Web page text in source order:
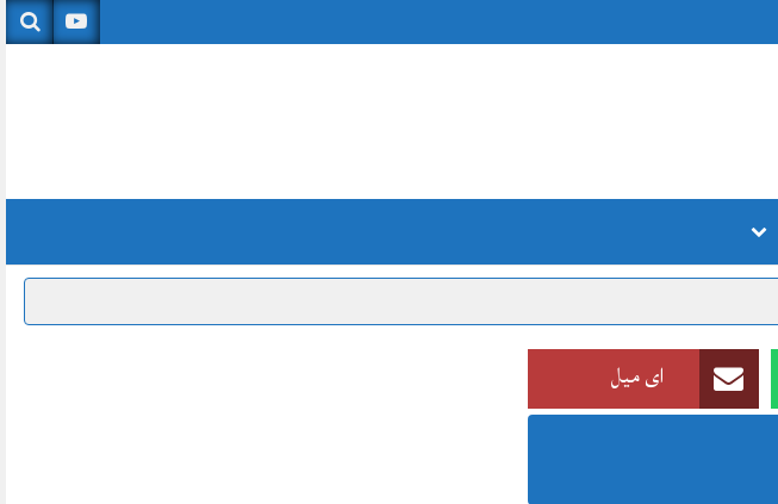
ای میل